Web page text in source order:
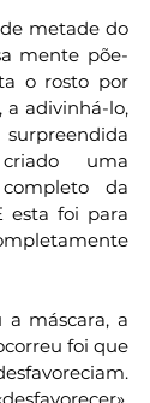
metade do
mente põe-
o rosto por
a adivinhá-lo,
uma
da
esta foi para
a máscara, a
foi que